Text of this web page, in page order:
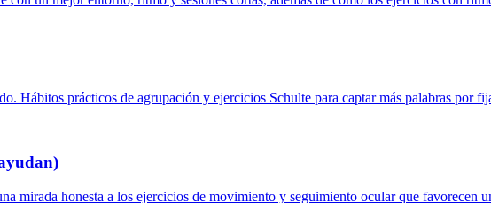
Hábitos prácticos de agrupación y ejercicios Schulte para captar más palabras por
mirada honesta a los ejercicios de movimiento y seguimiento ocular que favorecen